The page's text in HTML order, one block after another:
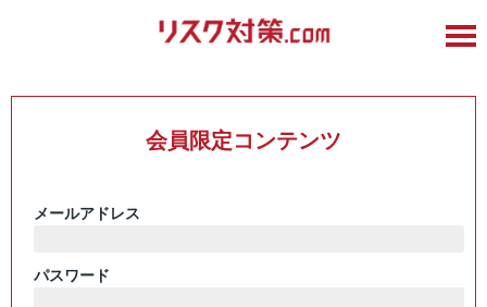
会員限定コンテンツ
メールアドレス
パスワード